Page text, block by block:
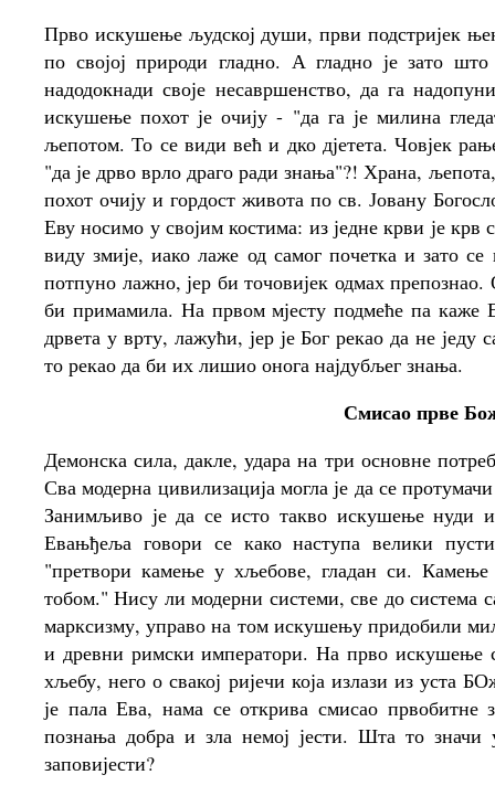
Прво искушење људској души, први подстријек
по својој природи гладно. А гладно је зато
надодокнади своје несавршенство, да га
искушење похот је очију - "да га је милина
љепотом. То се види већ и дко дјетета. Човјек
"да је дрво врло драго ради знања"?! Храна,
похот очију и гордост живота по св. Јовану
Еву носимо у својим костима: из једне крви је крв
виду змије, иако лаже од самог почетка и зато
потпуно лажно, јер би точовијек одмах
би примамила. На првом мјесту подмеће па каже
дрвета у врту, лажући, јер је Бог рекао да не
то рекао да би их лишио онога најдубљег знања.
Смисао прве
Демонска сила, дакле, удара на три основне
Сва модерна цивилизација могла је да се
Занимљиво је да се исто такво искушење нуди
Евањђеља говори се како наступа велики
"претвори камење у хљебове, гладан си.
тобом." Нису ли модерни системи, све до система
марксизму, управо на том искушењу придобили
и древни римски императори. На прво искушење
хљебу, него о свакој ријечи која излази из уста
је пала Ева, нама се открива смисао првобитне
познања добра и зла немој јести. Шта то
заповијести?